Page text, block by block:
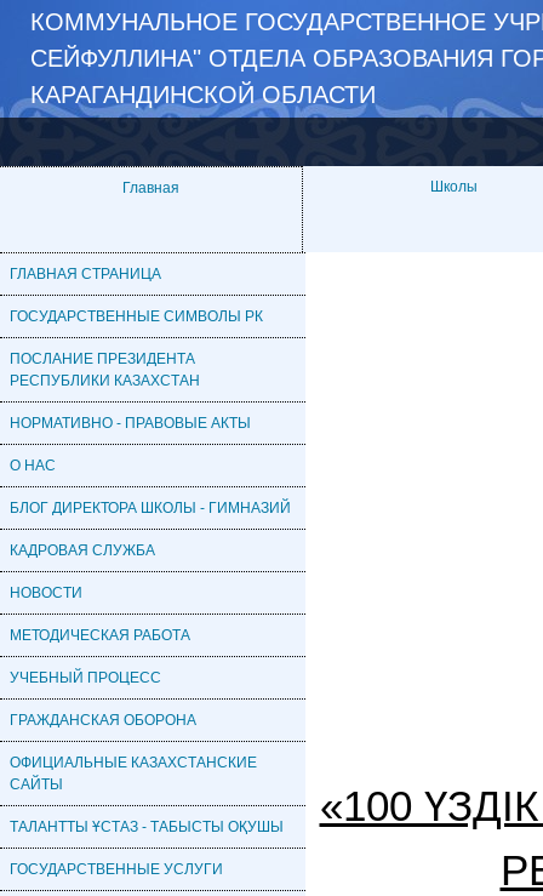
КОММУНАЛЬНОЕ ГОСУДАРСТВЕННОЕ
СЕЙФУЛЛИНА" ОТДЕЛА ОБРАЗОВАНИЯ
КАРАГАНДИНСКОЙ ОБЛАСТИ
Главная Школы
ГЛАВНАЯ СТРАНИЦА
ГОСУДАРСТВЕННЫЕ СИМВОЛЫ РК
ПОСЛАНИЕ ПРЕЗИДЕНТА
РЕСПУБЛИКИ КАЗАХСТАН
НОРМАТИВНО - ПРАВОВЫЕ АКТЫ
О НАС
БЛОГ ДИРЕКТОРА ШКОЛЫ - ГИМНАЗИЙ
КАДРОВАЯ CЛУЖБА
НОВОСТИ
МЕТОДИЧЕСКАЯ РАБОТА
УЧЕБНЫЙ ПРОЦЕСС
ГРАЖДАНСКАЯ ОБОРОНА
ОФИЦИАЛЬНЫЕ КАЗАХСТАНСКИЕ
САЙТЫ
ТАЛАНТТЫ ҰСТАЗ - ТАБЫСТЫ ОҚУШЫ
ГОСУДАРСТВЕННЫЕ УСЛУГИ
«100